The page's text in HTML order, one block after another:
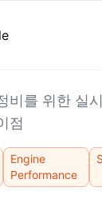
비를 위한 실
점
Engine
Performance